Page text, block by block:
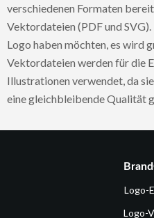
verschiedenen Formaten
Vektordateien (PDF und
Logo haben möchten, es wird
Vektordateien werden für die
Illustrationen verwendet, da
eine gleichbleibende Qualität
Logo-
Logo-